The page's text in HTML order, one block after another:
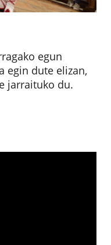
egun
egin dute elizan,
jarraituko du.